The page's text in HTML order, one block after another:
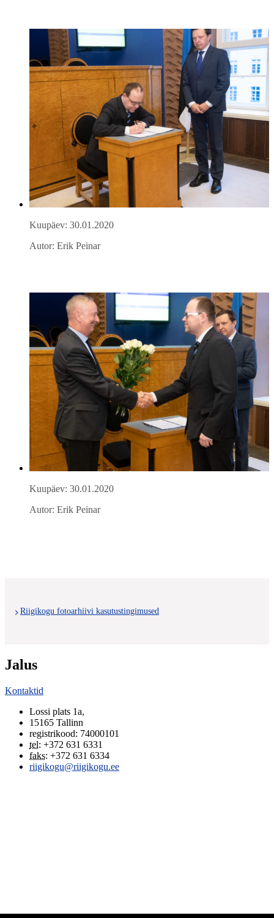
Kuupäev: 30.01.2020
Autor: Erik Peinar
Kuupäev: 30.01.2020
Autor: Erik Peinar
Riigikogu fotoarhiivi kasutustingimused
Jalus
Kontaktid
Lossi plats 1a,
15165 Tallinn
registrikood: 74000101
tel: +372 631 6331
faks: +372 631 6334
riigikogu@riigikogu.ee